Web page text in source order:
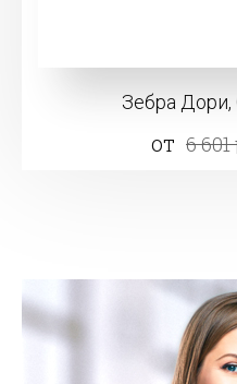
Зебра
от 6 601